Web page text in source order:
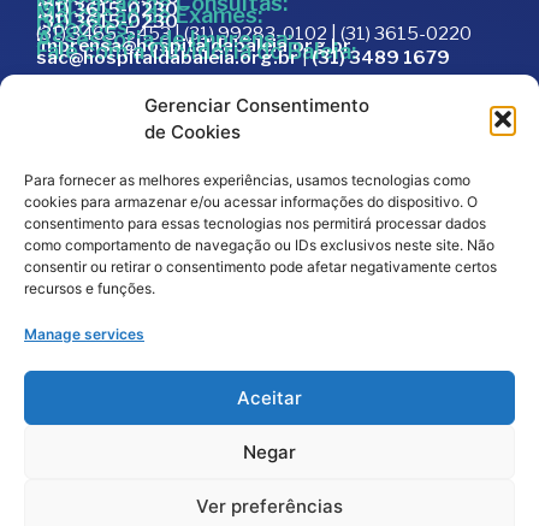
Gerenciar Consentimento
de Cookies
Para fornecer as melhores experiências, usamos tecnologias como
cookies para armazenar e/ou acessar informações do dispositivo. O
consentimento para essas tecnologias nos permitirá processar dados
como comportamento de navegação ou IDs exclusivos neste site. Não
consentir ou retirar o consentimento pode afetar negativamente certos
recursos e funções.
Manage services
Aceitar
Negar
Ver preferências
(31) 3615-0230
Marcação de Exames:
(31) 3615-0230
Doações:
(31) 3465-5453 | (31) 99283-0102 | (31) 3615-0220
Assessoria de Imprensa:
imprensa@hospitaldabaleia.org.br
Fale com a Ouvidoria do Baleia:
sac@hospitaldabaleia.org.br|(31) 3489 1679
Trabalhe Conosco
Editais
Política de Privacidade
Código de Integridade
© Todos os direitos reservados – Hospital da